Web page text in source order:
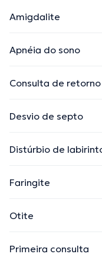
Amigdalite
Apnéia do sono
Consulta de retorno
Desvio de septo
Distúrbio de
Faringite
Otite
Primeira consulta